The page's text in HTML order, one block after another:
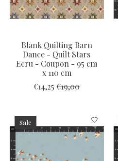
Blank Quilting Barn
Dance - Quilt Stars
Ecru - Coupon - 95 cm
x 110 cm
€14,25 €19,00
Sale